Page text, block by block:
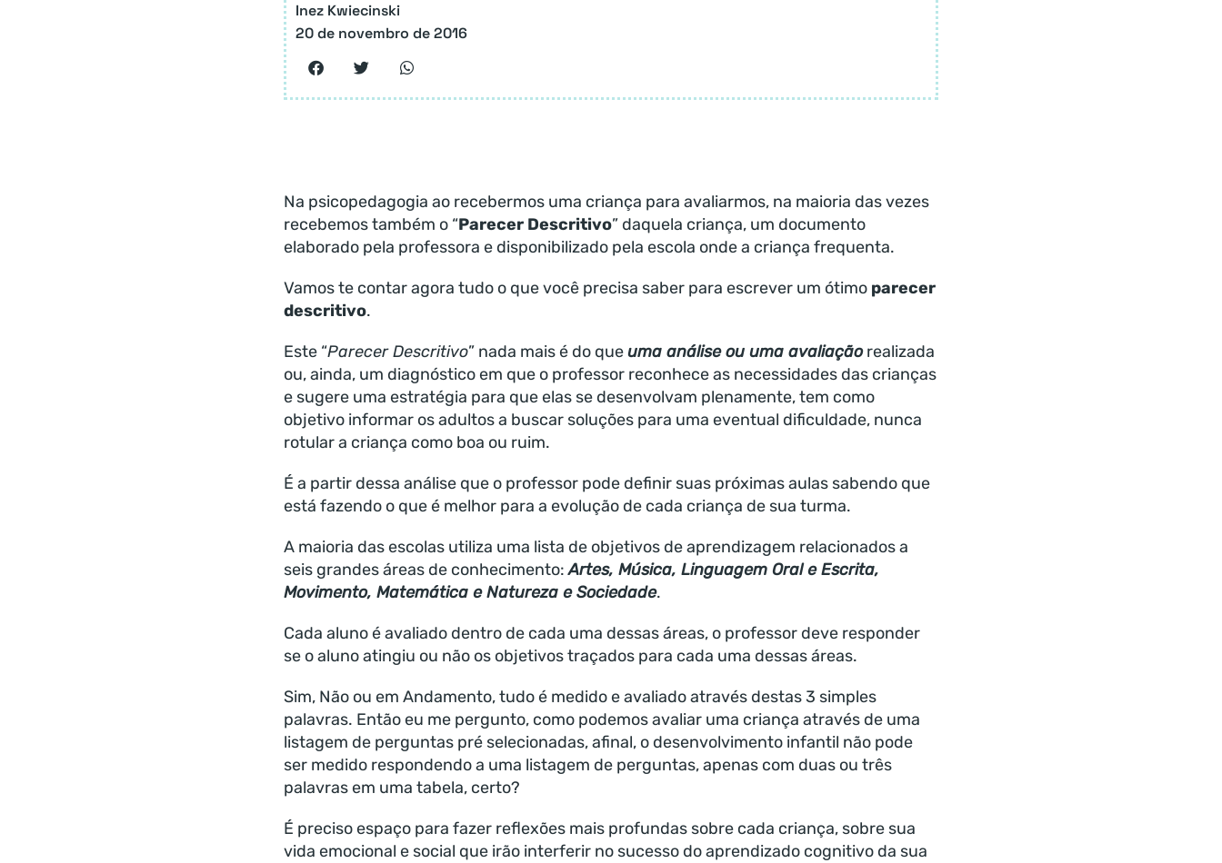
Inez Kwiecinski
20 de novembro de 2016
Na psicopedagogia ao recebermos uma criança para avaliarmos, na maioria das vezes
recebemos também o “Parecer Descritivo” daquela criança, um documento
elaborado pela professora e disponibilizado pela escola onde a criança frequenta.
Vamos te contar agora tudo o que você precisa saber para escrever um ótimo parecer
descritivo.
Este “Parecer Descritivo” nada mais é do queuma análise ou uma avaliaçãorealizada
ou, ainda, um diagnóstico em que o professor reconhece as necessidades das crianças
e sugere uma estratégia para que elas se desenvolvam plenamente, tem como
objetivo informar os adultos a buscar soluções para uma eventual dificuldade, nunca
rotular a criança como boa ou ruim.
É a partir dessa análise que o professor pode definir suas próximas aulas sabendo que
está fazendo o que é melhor para a evolução de cada criança de sua turma.
A maioria das escolas utiliza uma lista de objetivos de aprendizagem relacionados a
seis grandes áreas de conhecimento:Artes, Música, Linguagem Oral e Escrita,
Movimento, Matemática e Natureza e Sociedade.
Cada aluno é avaliado dentro de cada uma dessas áreas, o professor deve responder
se o aluno atingiu ou não os objetivos traçados para cada uma dessas áreas.
Sim, Não ou em Andamento, tudo é medido e avaliado através destas 3 simples
palavras. Então eu me pergunto, como podemos avaliar uma criança através de uma
listagem de perguntas pré selecionadas, afinal, o desenvolvimento infantil não pode
ser medido respondendo a uma listagem de perguntas, apenas com duas ou três
palavras em uma tabela, certo?
É preciso espaço para fazer reflexões mais profundas sobre cada criança, sobre sua
vida emocional e social que irão interferir no sucesso do aprendizado cognitivo da sua